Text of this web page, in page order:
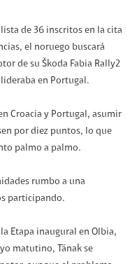
de 36 inscritos en la cita
el noruego buscará
de su Škoda Fabia Rally2
en Portugal.
Croacia y Portugal, asumir
por diez puntos, lo que
palmo a palmo.
rumbo a una
participando.
Etapa inaugural en Olbia,
matutino, Tänak se